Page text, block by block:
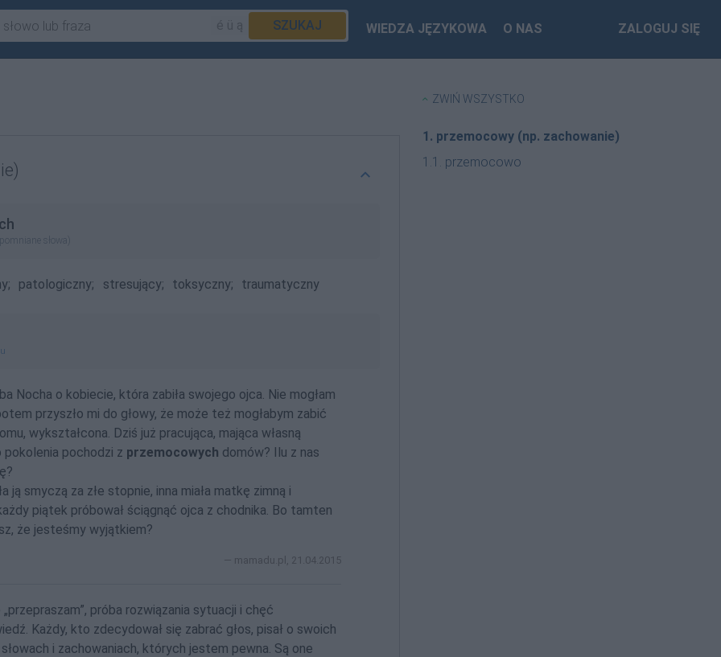
SZUKAJ WIEDZA JĘZYKOWA O NAS ZALOGUJ SIĘ
słowa)
patologiczny; stresujący; toksyczny; traumatyczny
Nocha o kobiecie, która zabiła swojego ojca. Nie mogłam
przyszło mi do głowy, że może też mogłabym zabić
wykształcona. Dziś już pracująca, mająca własną
pokolenia pochodzi z przemocowych domów? Ilu z nas
ją smyczą za złe stopnie, inna miała matkę zimną i
piątek próbował ściągnąć ojca z chodnika. Bo tamten
że jesteśmy wyjątkiem?
mamadu.pl, 21.04.2015
próba rozwiązania sytuacji i chęć
Każdy, kto zdecydował się zabrać głos, pisał o swoich
i zachowaniach, których jestem pewna. Są one
ZWIŃ WSZYSTKO
1. przemocowy (np. zachowanie)
1.1. przemocowo